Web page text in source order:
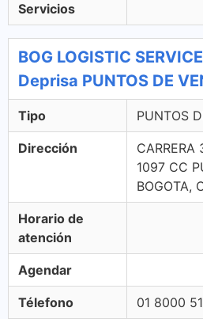
Servicios
BOG LOGISTIC
Deprisa PUNTOS DE
Tipo PUNTOS
Dirección
1097 CC
BOGOTA,
Horario de
atención
Agendar
Télefono 01 8000